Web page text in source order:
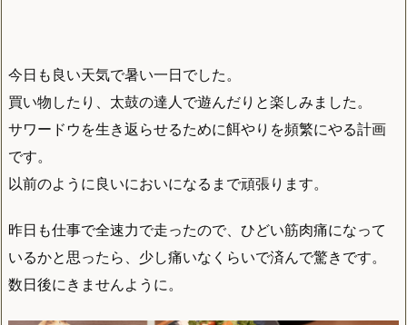
今日も良い天気で暑い一日でした。
買い物したり、太鼓の達人で遊んだりと楽しみました。
サワードウを生き返らせるために餌やりを頻繁にやる計画
です。
以前のように良いにおいになるまで頑張ります。
昨日も仕事で全速力で走ったので、ひどい筋肉痛になって
いるかと思ったら、少し痛いなくらいで済んで驚きです。
数日後にきませんように。